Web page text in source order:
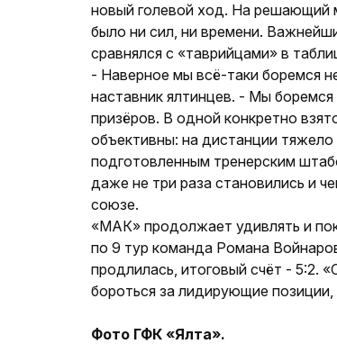
новый голевой ход. На решающий
было ни сил, ни времени.
сравнялся с «таврийцами» в
- Наверное мы всё-таки боремся
наставник ялтинцев. - Мы
призёров. В одной конкретно
объективны: на дистанции
подготовленным тренерским
даже не три раза становились и
союзе.
«МАК» продолжает удивлять и
по 9 тур команда Романа
продлилась, итоговый счёт - 5:2.
бороться за лидирующие позиции,
Фото ГФК «Ялта».